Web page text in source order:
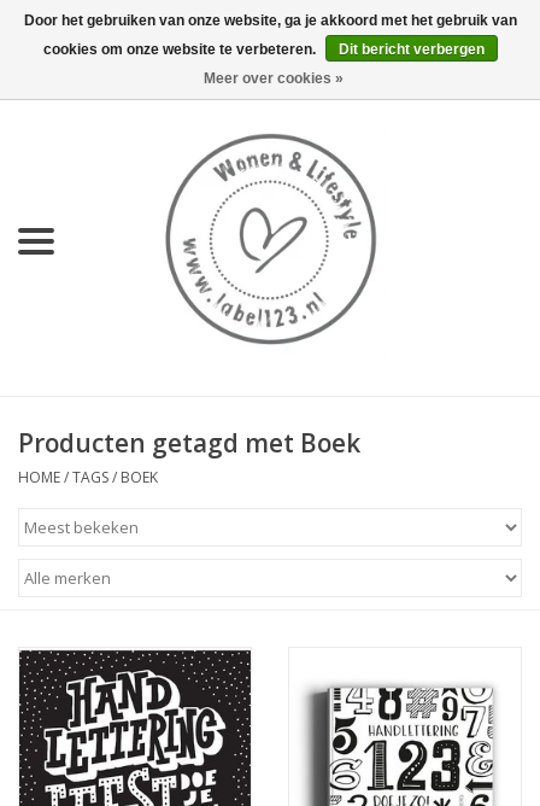
0 Artikelen - €0,00
KEUKEN
LIFESTYLE
MEUBELS
STATIONARY
OUTDOOR
SALE
KAMERS
Producten getagd met Boek
HOME/TAGS/ BOEK
Door het gebruiken van onze website, ga je akkoord met het gebruik van
cookies om onze website te verbeteren.
Dit bericht verbergen
Meer over cookies »